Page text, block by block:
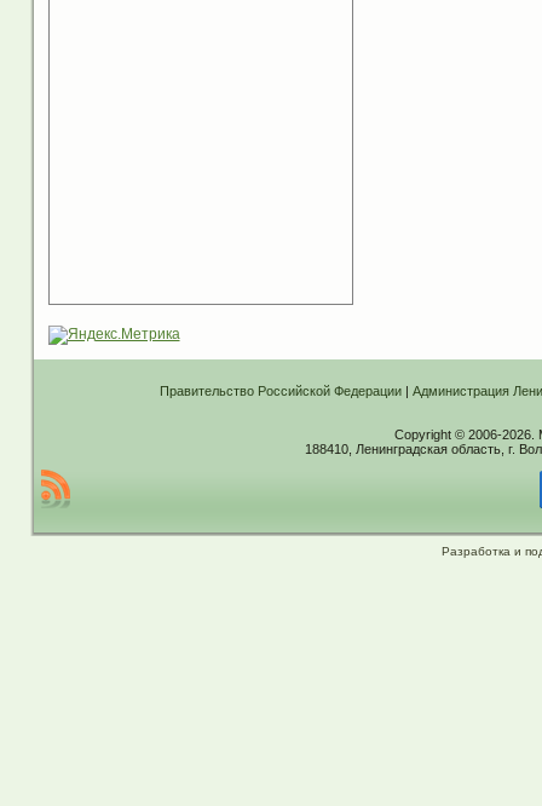
Правительство Российской Федерации| Администрация
Copyright © 2006-2026.
188410, Ленинградская область, г.
Разработка и